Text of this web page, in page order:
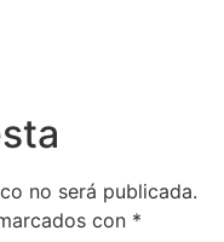
no será publicada.
con *